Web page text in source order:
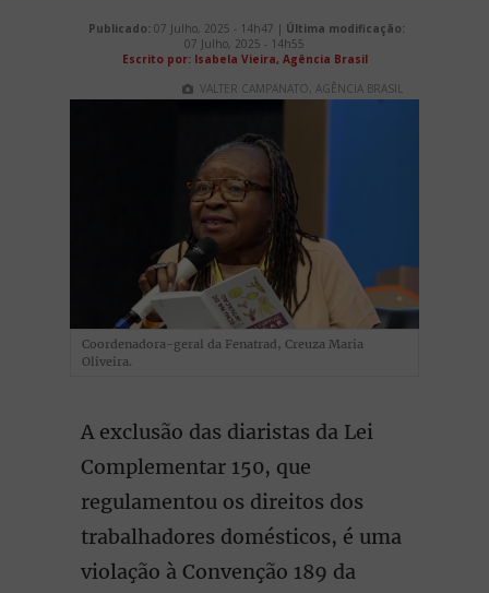
Publicado: 07 Julho, 2025 - 14h47 | Última modificação:
07 Julho, 2025 - 14h55
Escrito por: Isabela Vieira, Agência Brasil
VALTER CAMPANATO, AGÊNCIA BRASIL
Coordenadora-geral da Fenatrad, Creuza Maria
Oliveira.
A exclusão das diaristas da Lei
Complementar 150, que
regulamentou os direitos dos
trabalhadores domésticos, é uma
violação à Convenção 189 da